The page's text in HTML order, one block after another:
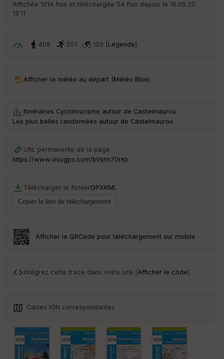
Affichée 1014 fois et téléchargée 54 fois depuis le 16.05.20
19:11
409 551 120 [Légende]
Afficher la météo au départ (Météo Blue)
Itinéraires Cyclotourisme autour de Castelmaurou·
Les plus belles randonnées autour de Castelmaurou
URL permanente de la page
https://www.visugpx.com/bVshh70rKo
Télécharger le fichierGPXKML
Afficher le QRCode pour téléchargement sur mobile
Intégrez cette trace dans votre site [Afficher le code]
Cartes IGN correspondantes